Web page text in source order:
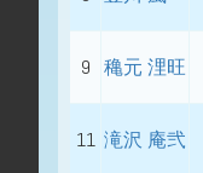
9 穐元 浬旺
11 滝沢 庵弐